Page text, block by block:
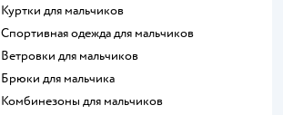
Куртки для мальчиков
Спортивная одежда для мальчиков
Ветровки для мальчиков
Брюки для мальчика
Комбинезоны для мальчиков